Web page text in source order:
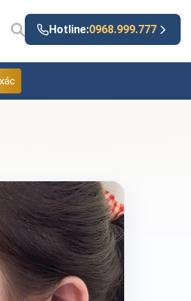
Hotline:0968.999.777